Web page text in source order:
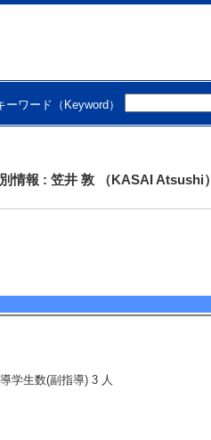
ーワード（Keyword）
情報 : 笠井 敦 （KASAI Atsushi）
学生数(副指導) 3 人